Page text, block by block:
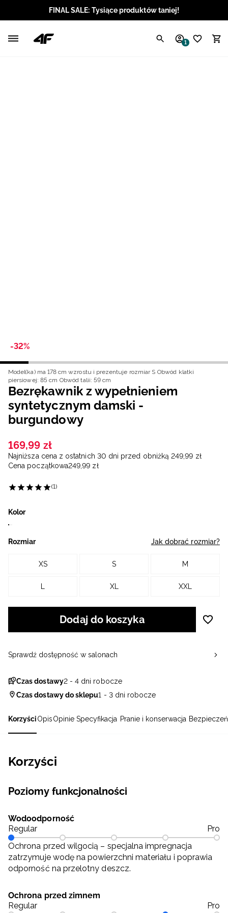
FINAL SALE: Tysiące produktów taniej!
1
-32%
Model(ka) ma 178 cm wzrostu i prezentuje rozmiar S Obwód klatki
piersiowej: 85 cm Obwód talii: 59 cm
KorzyściOpisOpinie Specyfikacja Pranie i konserwacja
Korzyści
Poziomy funkcjonalności
Wodoodporność
Regular
Pro
Ochrona przed wilgocią – specjalna impregnacja
zatrzymuje wodę na powierzchni materiału i poprawia
odporność na przelotny deszcz.
Ochrona przed zimnem
Regular
Pro
Bezrękawnik z wypełnieniem
syntetycznym damski -
burgundowy
169,99 zł
Najniższa cena z ostatnich 30 dni przed obniżką 249,99 zł
Cena początkowa249,99 zł
(1)
Kolor
Rozmiar Jak dobrać rozmiar?
XS S M
L XL XXL
Dodaj do koszyka
Czas dostawy2 - 4 dni robocze
Czas dostawy do sklepu1 - 3 dni robocze
Sprawdź dostępność w salonach